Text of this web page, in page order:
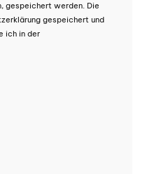
gespeichert werden. Die
gespeichert und
ich in der